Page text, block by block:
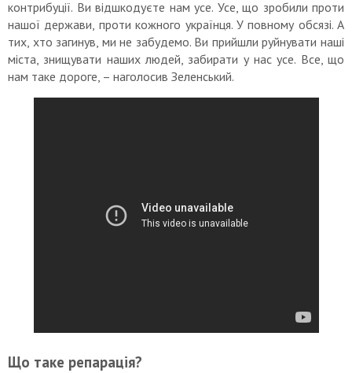
контрибуції. Ви відшкодуєте нам усе. Усе, що зробили проти
нашої держави, проти кожного українця. У повному обсязі. А
тих, хто загинув, ми не забудемо. Ви прийшли руйнувати наші
міста, знищувати наших людей, забирати у нас усе. Все, що
нам таке дороге, – наголосив Зеленський.
Що таке репарація?